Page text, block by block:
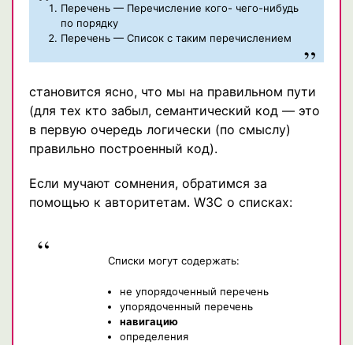
Перечень — Перечисление кого- чего-нибудь
по порядку
Перечень — Список с таким перечислением
становится ясно, что мы на правильном пути
(для тех кто забыл, семантический код — это
в первую очередь логически (по смыслу)
правильно построенный код).
Если мучают сомнения, обратимся за
помощью к авторитетам. W3C о списках:
Списки могут содержать:
не упорядоченный перечень
упорядоченный перечень
навигацию
определения